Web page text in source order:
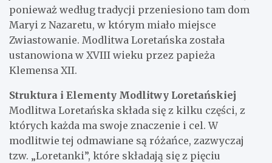
ponieważ według tradycji przeniesiono tam dom
Maryi z Nazaretu, w którym miało miejsce
Zwiastowanie. Modlitwa Loretańska została
ustanowiona w XVIII wieku przez papieża
Klemensa XII.
Struktura i Elementy Modlitwy Loretańskiej
Modlitwa Loretańska składa się z kilku części, z
których każda ma swoje znaczenie i cel. W
modlitwie tej odmawiane są różańce, zazwyczaj
tzw. „Loretanki”, które składają się z pięciu